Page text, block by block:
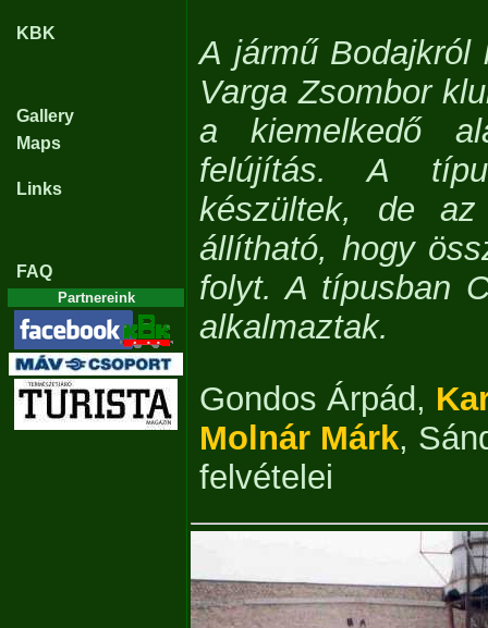
KBK
Gallery
Maps
Links
FAQ
Partnereink
A jármű Bodajkról
Varga Zsombor
a kiemelkedő
felújítás. A
készültek, de
állítható, hogy
folyt. A típusban
alkalmaztak.
Gondos Árpád,
Molnár Márk,
felvételei